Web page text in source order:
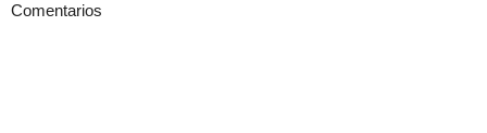
Comentarios